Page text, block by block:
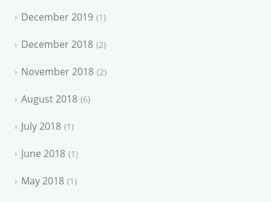
December 2019 1
December 2018 2
November 2018 2
August 2018 6
July 2018 1
June 2018 1
May 2018 1